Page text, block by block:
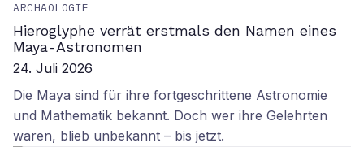
ARCHÄOLOGIE
Hieroglyphe verrät erstmals den Namen eines
Maya-Astronomen
24. Juli 2026
Die Maya sind für ihre fortgeschrittene Astronomie
und Mathematik bekannt. Doch wer ihre Gelehrten
waren, blieb unbekannt – bis jetzt.